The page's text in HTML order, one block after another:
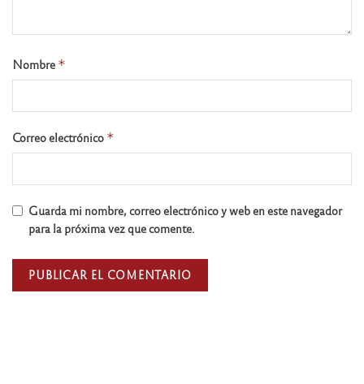
Nombre *
Correo electrónico *
Guarda mi nombre, correo electrónico y web en este navegador
para la próxima vez que comente.